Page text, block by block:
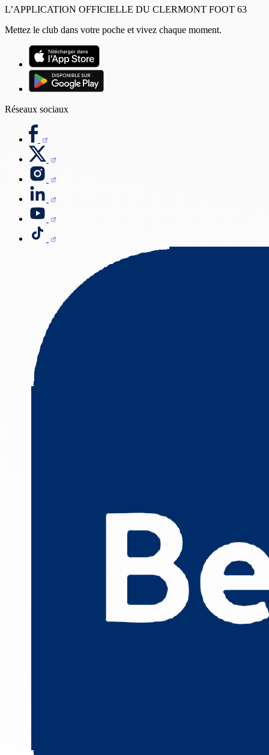
L’APPLICATION OFFICIELLE DU CLERMONT FOOT 63
Mettez le club dans votre poche et vivez chaque moment.
Réseaux sociaux